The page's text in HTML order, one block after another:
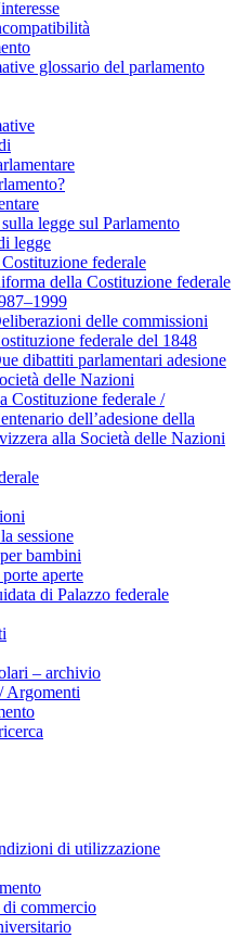
glossario del parlamento
legge sul Parlamento
legge
federale
della Costituzione federale
delle commissioni
federale del 1848
dibattiti parlamentari adesione
delle Nazioni
Costituzione federale /
dell’adesione della
alla Società delle Nazioni
sessione
bambini
aperte
di Palazzo federale
– archivio
Argomenti
di utilizzazione
commercio